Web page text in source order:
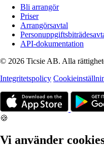
Bli arrangör
Priser
Arrangörsavtal
API-dokumentation
© 2026 Ticsie AB. Alla
Integritetspolicy
🍪
Vi använder